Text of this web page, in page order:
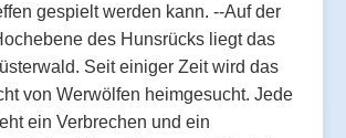
gespielt werden kann. --Auf der
des Hunsrücks liegt das
Seit einiger Zeit wird das
von Werwölfen heimgesucht. Jede
ein Verbrechen und ein